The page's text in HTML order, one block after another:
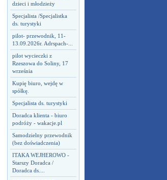
dzieci i młodzieży
Specjalista /Specjalistka
ds. turystyki
pilot- przewodnik, 11-
13.09.2026r. Adrspach-...
pilot wycieczki z
Rzeszowa do Soliny, 17
września
Kupię biuro, wejdę w
spółkę.
Specjalista ds. turystyki
Doradca klienta - biuro
podróży - wakacje.pl
Samodzielny przewodnik
(bez doświadczenia)
ITAKA WEJHEROWO -
Starszy Doradca /
Doradca ds....